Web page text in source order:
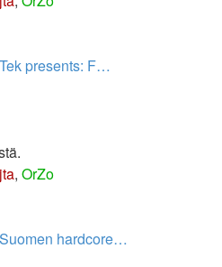
presents: F…
, OrZo
hardcore…